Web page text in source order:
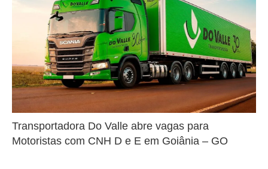
Transportadora Do Valle abre vagas para
Motoristas com CNH D e E em Goiânia – GO